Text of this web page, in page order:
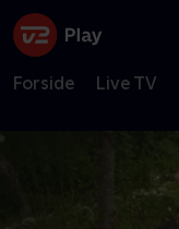
Forside Live TV